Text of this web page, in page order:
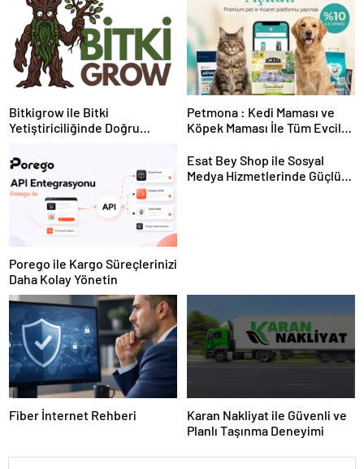
Bitkigrow ile Bitki
Yetiştiriciliğinde Doğru
Petmona : Kedi Maması ve
Köpek Maması İle Tüm Evcil
Porego ile Kargo Süreçlerinizi
Daha Kolay Yönetin
Esat Bey Shop ile Sosyal
Medya Hizmetlerinde Güçlü
Fiber İnternet Rehberi
Karan Nakliyat ile Güvenli ve
Planlı Taşınma Deneyimi